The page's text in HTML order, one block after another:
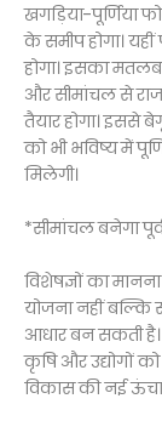
खगड़िया-पूर्णिया
के समीप होगा।
होगा। इसका
और सीमांचल से
तैयार होगा।
को भी भविष्य में
मिलेगी।
*सीमांचल बनेगा
विशेषज्ञों का
योजना नहीं बल्कि
आधार बन सकती
कृषि और उद्योगों
विकास की नई